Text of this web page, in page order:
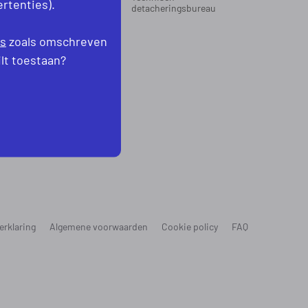
detacheringsbureau
Algemene voorwaarden Cookie policy FAQ
zoals omschreven
toestaan?